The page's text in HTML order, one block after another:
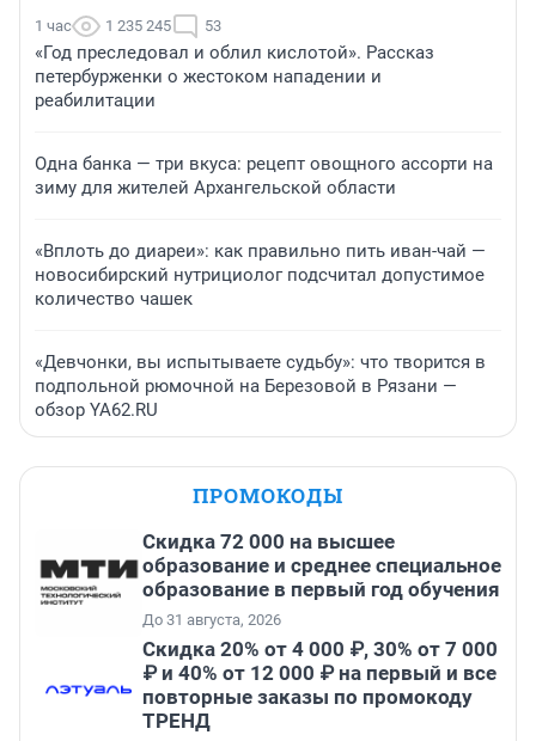
1 час 1 235 245 53
«Год преследовал и облил кислотой». Рассказ
петербурженки о жестоком нападении и
реабилитации
Одна банка — три вкуса: рецепт овощного ассорти на
зиму для жителей Архангельской области
«Вплоть до диареи»: как правильно пить иван-чай —
новосибирский нутрициолог подсчитал допустимое
количество чашек
«Девчонки, вы испытываете судьбу»: что творится в
подпольной рюмочной на Березовой в Рязани —
обзор YA62.RU
ПРОМОКОДЫ
Скидка 72 000 на высшее
образование и среднее специальное
образование в первый год обучения
До 31 августа, 2026
Скидка 20% от 4 000 ₽, 30% от 7 000
₽ и 40% от 12 000 ₽ на первый и все
повторные заказы по промокоду
ТРЕНД